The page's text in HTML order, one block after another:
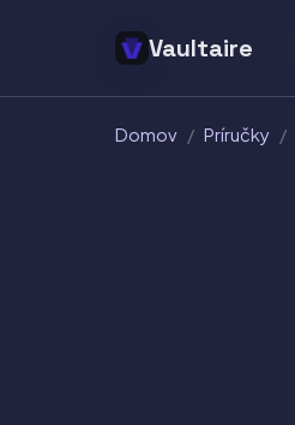
Vaultaire
Domov / Príručky /